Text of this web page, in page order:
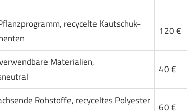
recycelte Kautschuk-
120 €
Materialien,
40 €
Rohstoffe, recyceltes Polyester
60 €